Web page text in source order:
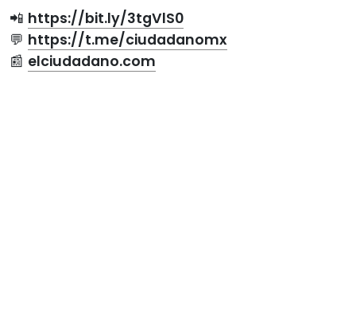
📲 https://bit.ly/3tgVlS0
💬 https://t.me/ciudadanomx
📰 elciudadano.com